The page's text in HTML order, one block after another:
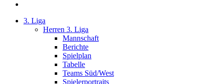
3. Liga
Herren 3. Liga
Mannschaft
Berichte
Spielplan
Tabelle
Teams Süd/West
Spielerportraits